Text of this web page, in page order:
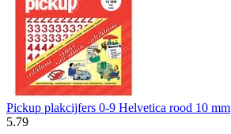
Pickup plakcijfers 0-9 Helvetica rood 10 mm
5.79